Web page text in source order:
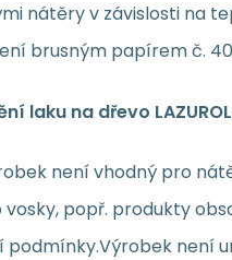
nátěry v závislosti na
brusným papírem č.
laku na dřevo
není vhodný pro
vosky, popř. produkty
podmínky.Výrobek není